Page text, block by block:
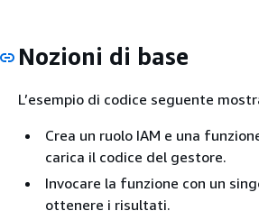
Nozioni di base
L’esempio di codice seguente
Crea un ruolo IAM e una
carica il codice del gestore.
Invocare la funzione con un
ottenere i risultati.